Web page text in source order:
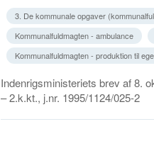
3. De kommunale opgaver
Kommunalfuldmagten - ambulance
Kommunalfuldmagten - produktion til
Indenrigsministeriets brev af 8.
– 2.k.kt., j.nr. 1995/1124/025-2